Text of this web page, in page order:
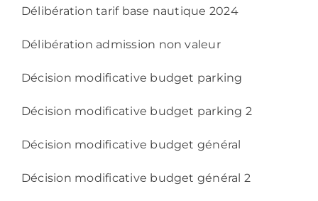
Délibération tarif base nautique 2024
Délibération admission non valeur
Décision modificative budget parking
Décision modificative budget parking 2
Décision modificative budget général
Décision modificative budget général 2